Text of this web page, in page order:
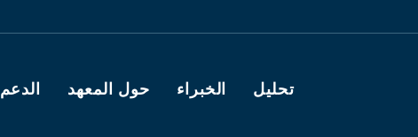
Main navigation
تحليل الخبراء حول المعهد الدعم